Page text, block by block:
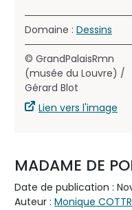
Domaine : Dessins
© GrandPalaisRmn
(musée du Louvre) /
Gérard Blot
Lien vers l'image
MADAME DE
Date de publication :
Auteur : Monique